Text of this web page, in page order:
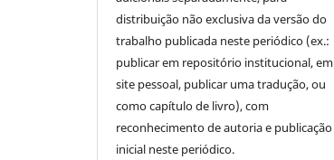
distribuição não exclusiva da versão do
trabalho publicada neste periódico (ex.:
publicar em repositório institucional, em
site pessoal, publicar uma tradução, ou
como capítulo de livro), com
reconhecimento de autoria e publicação
inicial neste periódico.